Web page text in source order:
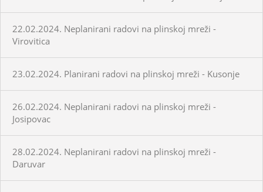
22.02.2024. Neplanirani radovi na plinskoj mreži -
Virovitica
23.02.2024. Planirani radovi na plinskoj mreži - Kusonje
26.02.2024. Neplanirani radovi na plinskoj mreži -
Josipovac
28.02.2024. Neplanirani radovi na plinskoj mreži -
Daruvar